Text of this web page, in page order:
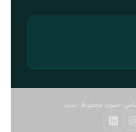
حقوق محفوظ است